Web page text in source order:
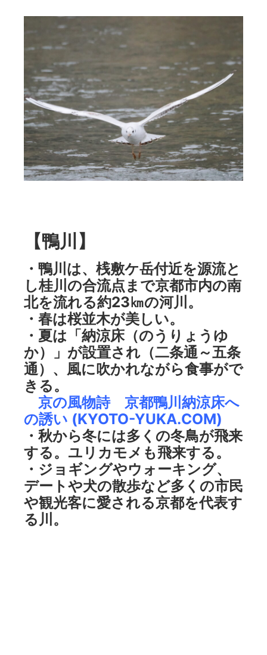
【鴨川】
・鴨川は、桟敷ケ岳付近を源流と
し桂川の合流点まで京都市内の南
北を流れる約23㎞の河川。
・春は桜並木が美しい。
・夏は「納涼床（のうりょうゆ
か）」が設置され（二条通～五条
通）、風に吹かれながら食事がで
きる。
京の風物詩 京都鴨川納涼床へ
の誘い (KYOTO-YUKA.COM)
・秋から冬には多くの冬鳥が飛来
する。ユリカモメも飛来する。
・ジョギングやウォーキング、
デートや犬の散歩など多くの市民
や観光客に愛される京都を代表す
る川。